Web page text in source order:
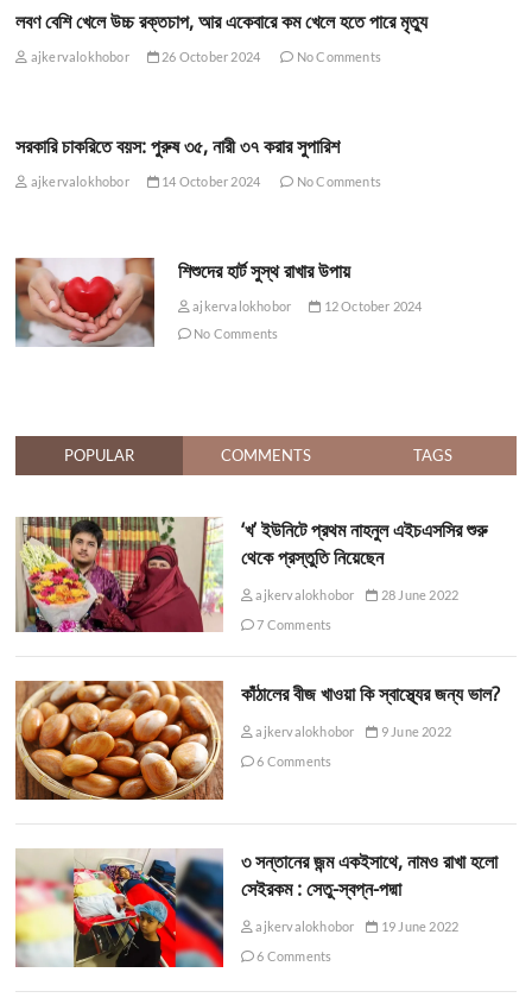
লবণ বেশি খেলে উচ্চ রক্তচাপ, আর একেবারে কম খেলে হতে পারে মৃত্যু
ajkervalokhobor 26 October 2024 No Comments
সরকারি চাকরিতে বয়স: পুরুষ ৩৫, নারী ৩৭ করার সুপারিশ
ajkervalokhobor 14 October 2024 No Comments
শিশুদের হার্ট সুস্থ রাখার উপায়
ajkervalokhobor
12 October 2024
No Comments
POPULAR COMMENTS TAGS
‘খ’ ইউনিটে প্রথম নাহনুল এইচএসসির শুরু
থেকে প্রস্তুতি নিয়েছেন
ajkervalokhobor
28 June 2022
7 Comments
কাঁঠালের বীজ খাওয়া কি স্বাস্থ্যের জন্য ভাল?
ajkervalokhobor
9 June 2022
6 Comments
৩ সন্তানের জন্ম একইসাথে, নামও রাখা হলো
সেইরকম : সেতু-স্বপ্ন-পদ্মা
ajkervalokhobor
19 June 2022
6 Comments